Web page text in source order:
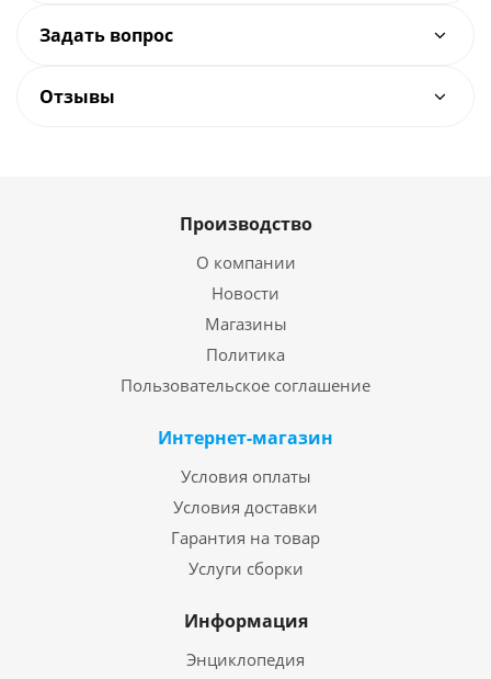
Задать вопрос
Отзывы
Производство
О компании
Новости
Магазины
Политика
Пользовательское соглашение
Интернет-магазин
Условия оплаты
Условия доставки
Гарантия на товар
Услуги сборки
Информация
Энциклопедия